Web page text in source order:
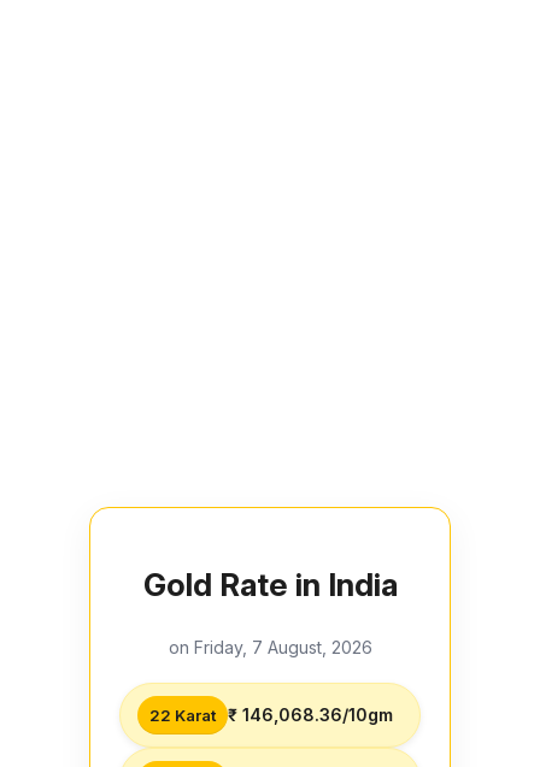
Gold Rate in India
on Friday, 7 August, 2026
22 Karat ₹ 146,068.36/10gm